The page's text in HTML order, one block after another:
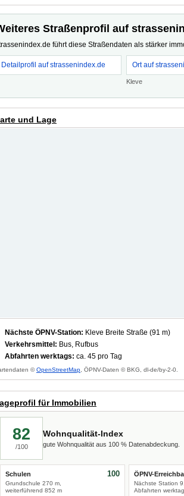
Straßenprofil auf
führt diese Straßendaten als stärker
Detailprofil auf strassenindex.de Ort auf
Kleve
und Lage
Nächste ÖPNV-Station: Kleve Breite Straße (91 m)
Verkehrsmittel: Bus, Rufbus
Abfahrten werktags: ca. 45 pro Tag
©OpenStreetMap , ÖPNV-Daten © BKG, dl-de/by-2-0.
für Immobilien
82
/100
Wohnqualität-Index
gute Wohnqualität aus 100 % Datenabdeckung.
Schulen
Grundschule 270 m,
weiterführend 852 m
100 ÖPNV-
Nächste Station
Abfahrten